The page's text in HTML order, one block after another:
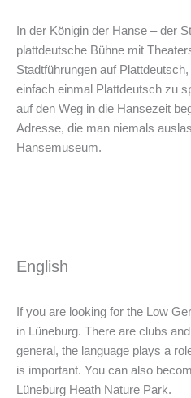
In der Königin der Hanse – der
plattdeutsche Bühne mit
Stadtführungen auf
einfach einmal Plattdeutsch zu
auf den Weg in die Hansezeit
Adresse, die man niemals
Hansemuseum.
English
If you are looking for the Low
in Lüneburg. There are clubs
general, the language plays a
is important. You can also
Lüneburg Heath Nature Park.